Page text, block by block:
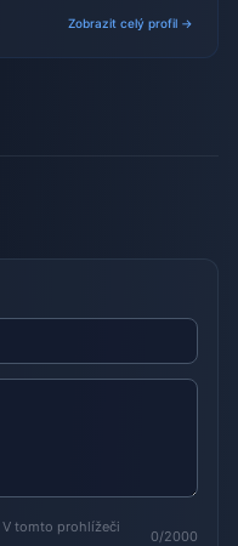
Zobrazit celý profil →
V tomto prohlížeči
0/2000